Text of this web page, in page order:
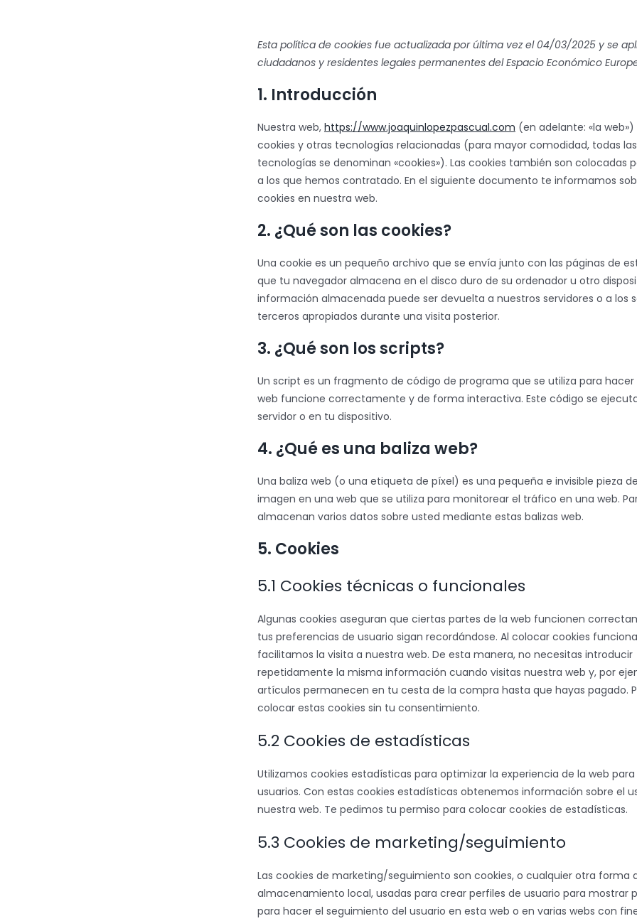
Esta política de cookies fue actualizada por última vez el 04/03/2025 y se
ciudadanos y residentes legales permanentes del Espacio Económico
1. Introducción
Nuestra web, https://www.joaquinlopezpascual.com (en adelante: «la web»)
cookies y otras tecnologías relacionadas (para mayor comodidad, todas las
tecnologías se denominan «cookies»). Las cookies también son colocadas
a los que hemos contratado. En el siguiente documento te informamos
cookies en nuestra web.
2. ¿Qué son las cookies?
Una cookie es un pequeño archivo que se envía junto con las páginas de
que tu navegador almacena en el disco duro de su ordenador u otro
información almacenada puede ser devuelta a nuestros servidores o a los
terceros apropiados durante una visita posterior.
3. ¿Qué son los scripts?
Un script es un fragmento de código de programa que se utiliza para
web funcione correctamente y de forma interactiva. Este código se
servidor o en tu dispositivo.
4. ¿Qué es una baliza web?
Una baliza web (o una etiqueta de píxel) es una pequeña e invisible pieza
imagen en una web que se utiliza para monitorear el tráfico en una web.
almacenan varios datos sobre usted mediante estas balizas web.
5. Cookies
5.1 Cookies técnicas o funcionales
Algunas cookies aseguran que ciertas partes de la web funcionen
tus preferencias de usuario sigan recordándose. Al colocar cookies
facilitamos la visita a nuestra web. De esta manera, no necesitas introducir
repetidamente la misma información cuando visitas nuestra web y, por
artículos permanecen en tu cesta de la compra hasta que hayas pagado.
colocar estas cookies sin tu consentimiento.
5.2 Cookies de estadísticas
Utilizamos cookies estadísticas para optimizar la experiencia de la web
usuarios. Con estas cookies estadísticas obtenemos información sobre el
nuestra web. Te pedimos tu permiso para colocar cookies de estadísticas.
5.3 Cookies de marketing/seguimiento
Las cookies de marketing/seguimiento son cookies, o cualquier otra forma
almacenamiento local, usadas para crear perfiles de usuario para mostrar
para hacer el seguimiento del usuario en esta web o en varias webs con